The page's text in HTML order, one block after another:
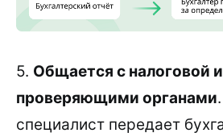
5. Общается с налоговой
проверяющими органами
специалист передает